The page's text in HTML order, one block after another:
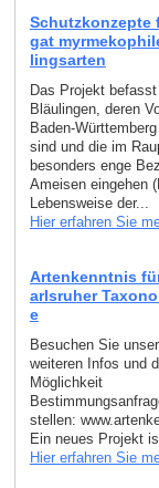
Schutzkonzepte
gat
lingsarten
Das Projekt
Bläulingen, deren
Baden-
sind und die im
besonders enge
Ameisen eingehen
Lebensweise der...
Hier erfahren Sie
Artenkenntnis
arlsruher
e
Besuchen Sie
weiteren Infos und
Möglichkeit
stellen:
Ein neues Projekt
Hier erfahren Sie